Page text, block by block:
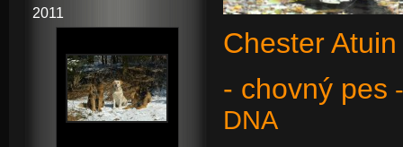
Chester
- chovný pes
DNA
2011